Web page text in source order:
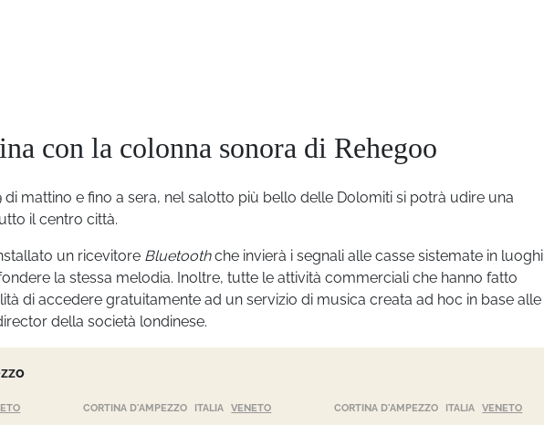
con la colonna sonora di Rehegoo
di mattino e fino a sera, nel salotto più bello delle Dolomiti si potrà udire una
il centro città.
un ricevitore Bluetoothche invierà i segnali alle casse sistemate in luoghi
la stessa melodia. Inoltre, tutte le attività commerciali che hanno fatto
di accedere gratuitamente ad un servizio di musica creata ad hoc in base alle
della società londinese.
CORTINA D'AMPEZZO ITALIA VENETO CORTINA D'AMPEZZO ITALIA VENETO